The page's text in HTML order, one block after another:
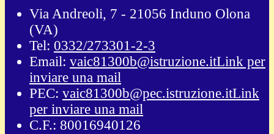
Via Andreoli, 7 - 21056 Induno Olona
(VA)
Tel: 0332/273301-2-3
Email: vaic81300b@istruzione.itLink per
inviare una mail
PEC: vaic81300b@pec.istruzione.itLink
per inviare una mail
C.F.: 80016940126